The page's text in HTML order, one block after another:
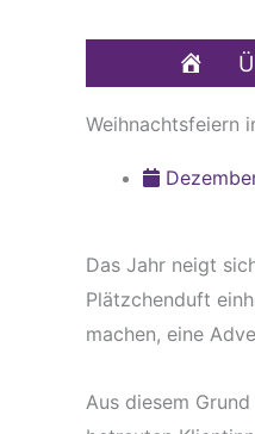
Weihnachtsfeiern
Das Jahr neigt
Plätzchenduft
machen, eine
Aus diesem